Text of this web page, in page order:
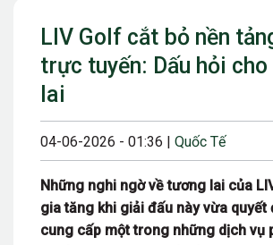
LIV Golf cắt bỏ nền
trực tuyến: Dấu hỏi
lai
04-06-2026 - 01:36 | Quốc Tế
Những nghi ngờ về tương lai của
gia tăng khi giải đấu này vừa quyết
cung cấp một trong những dịch vụ